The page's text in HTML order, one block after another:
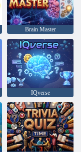
Brain Master
IQverse